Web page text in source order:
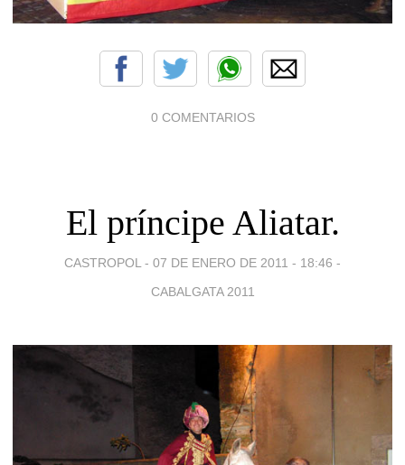
0 COMENTARIOS
El príncipe Aliatar.
CASTROPOL - 07 DE ENERO DE 2011 - 18:46 -
CABALGATA 2011